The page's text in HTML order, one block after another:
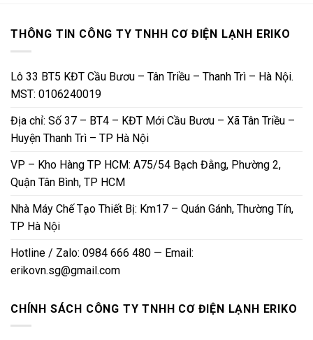
THÔNG TIN CÔNG TY TNHH CƠ ĐIỆN LẠNH ERIKO
Lô 33 BT5 KĐT Cầu Bươu – Tân Triều – Thanh Trì – Hà Nội.
MST: 0106240019
Địa chỉ: Số 37 – BT4 – KĐT Mới Cầu Bươu – Xã Tân Triều –
Huyện Thanh Trì – TP Hà Nội
VP – Kho Hàng TP HCM: A75/54 Bạch Đằng, Phường 2,
Quận Tân Bình, TP HCM
Nhà Máy Chế Tạo Thiết Bị: Km17 – Quán Gánh, Thường Tín,
TP Hà Nội
Hotline / Zalo: 0984 666 480 — Email:
erikovn.sg@gmail.com
CHÍNH SÁCH CÔNG TY TNHH CƠ ĐIỆN LẠNH ERIKO